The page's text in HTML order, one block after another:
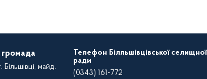
громада
майд.
Телефон Білльшівцівської селищної
ради
(0343) 161-772